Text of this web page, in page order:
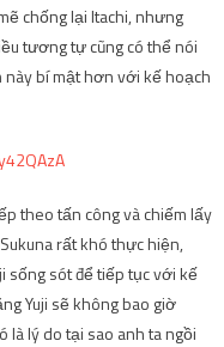
chống lại Itachi, nhưng
tương tự cũng có thể nói
bí mật hơn với kế hoạch
theo tấn công và chiếm lấy
rất khó thực hiện,
sống sót để tiếp tục với kế
Yuji sẽ không bao giờ
là lý do tại sao anh ta ngồi